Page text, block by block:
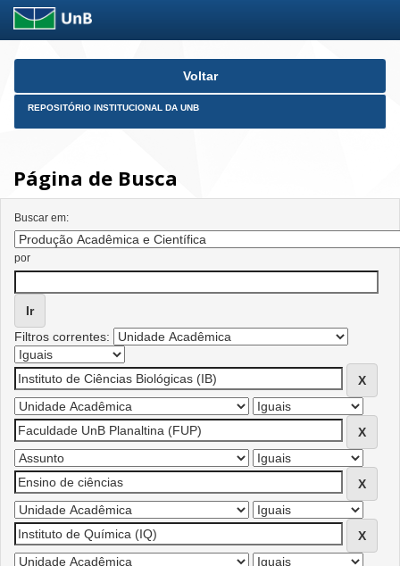
Skip
Voltar
REPOSITÓRIO INSTITUCIONAL DA UNB
Página de Busca
Buscar em:
por
Filtros correntes: